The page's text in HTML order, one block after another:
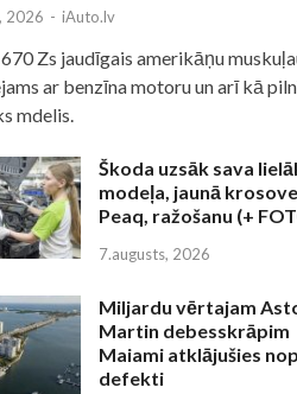
2026 - iAuto.lv
Zs jaudīgais amerikāņu
ar benzīna motoru un arī kā
mdelis.
Škoda uzsāk sava
modeļa, jaunā
Peaq, ražošanu (+
7.augusts, 2026
Miljardu vērtajam
Martin debesskrāpim
Maiami atklājušies
defekti